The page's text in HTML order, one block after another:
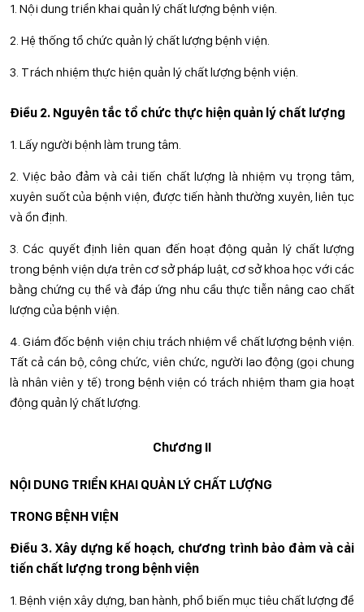
1. Nội dung triển khai quản lý chất lượng bệnh viện.
2. Hệ thống tổ chức quản lý chất lượng bệnh viện.
3. Trách nhiệm thực hiện quản lý chất lượng bệnh viện.
Điều 2. Nguyên tắc tổ chức thực hiện quản lý chất lượng
1. Lấy người bệnh làm trung tâm.
2. Việc bảo đảm và cải tiến chất lượng là nhiệm vụ trọng tâm,
xuyên suốt của bệnh viện, được tiến hành thường xuyên, liên tục
và ổn định.
3. Các quyết định liên quan đến hoạt động quản lý chất lượng
trong bệnh viện dựa trên cơ sở pháp luật, cơ sở khoa học với các
bằng chứng cụ thể và đáp ứng nhu cầu thực tiễn nâng cao chất
lượng của bệnh viện.
4. Giám đốc bệnh viện chịu trách nhiệm về chất lượng bệnh viện.
Tất cả cán bộ, công chức, viên chức, người lao động (gọi chung
là nhân viên y tế) trong bệnh viện có trách nhiệm tham gia hoạt
động quản lý chất lượng.
Chương II
NỘI DUNG TRIỂN KHAI QUẢN LÝ CHẤT LƯỢNG
TRONG BỆNH VIỆN
Điều 3. Xây dựng kế hoạch, chương trình bảo đảm và cải
tiến chất lượng trong bệnh viện
1. Bệnh viện xây dựng, ban hành, phổ biến mục tiêu chất lượng để